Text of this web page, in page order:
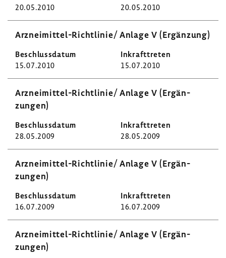
20.05.2010 20.05.2010
Arzneimittel-​Richtlinie/ Anlage V (Ergän­zung)
15.07.2010 15.07.2010
Arzneimittel-​Richtlinie/ Anlage V (Ergän­
zungen)
28.05.2009 28.05.2009
Arzneimittel-​Richtlinie/ Anlage V (Ergän­
zungen)
16.07.2009 16.07.2009
Arzneimittel-​Richtlinie/ Anlage V (Ergän­
zungen)